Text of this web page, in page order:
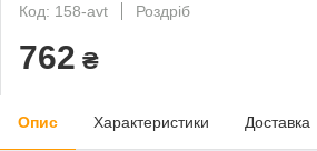
Код: 158-avt
Роздріб
762 ₴
Опис Характеристики Доставка